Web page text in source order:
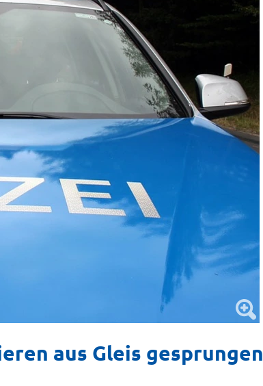
aus Gleis gesprungen